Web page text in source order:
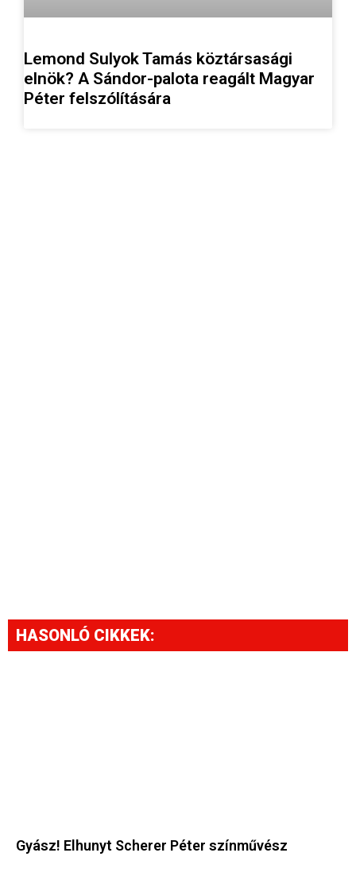
Lemond Sulyok Tamás köztársasági
elnök? A Sándor-palota reagált Magyar
Péter felszólítására
HASONLÓ CIKKEK:
Gyász! Elhunyt Scherer Péter színművész